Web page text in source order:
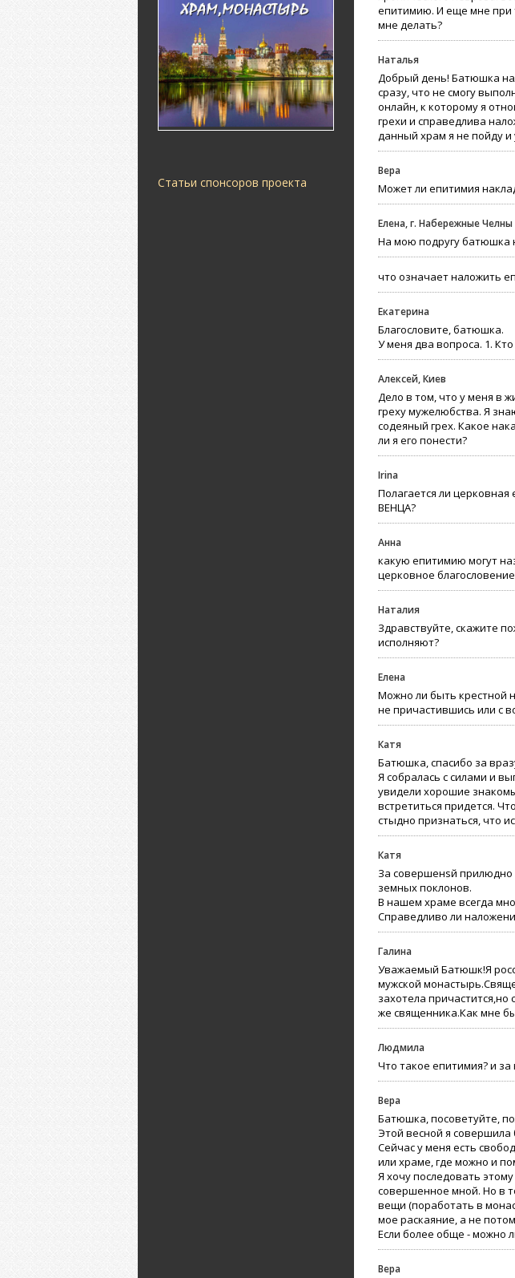
Статьи спонсоров проекта
епитимию. И еще мне при
мне делать?
Наталья
Добрый день! Батюшка
сразу, что не смогу
онлайн, к которому я
грехи и справедлива
данный храм я не пойду и
Вера
Может ли епитимия
Елена, г. Набережные Челны
На мою подругу батюшка
что означает наложить
Екатерина
Благословите, батюшка.
У меня два вопроса. 1.
Алексей, Киев
Дело в том, что у меня в
греху мужелюбства. Я
содеяный грех. Какое
ли я его понести?
Irina
Полагается ли
ВЕНЦА?
Анна
какую епитимию могут
церковное
Наталия
Здравствуйте, скажите
исполняют?
Елена
Можно ли быть крестной
не причастившись или с
Катя
Батюшка, спасибо за
Я собралась с силами и
увидели хорошие
встретиться придется.
стыдно признаться, что
Катя
За совершенsй прилюдно
земных поклонов.
В нашем храме всегда
Справедливо ли
Галина
Уважаемый Батюшк!Я
мужской
захотела
же священника.Как мне
Людмила
Что такое епитимия? и
Вера
Батюшка, посоветуйте,
Этой весной я
Сейчас у меня есть
или храме, где можно и
Я хочу последовать
совершенное мной. Но в
вещи (поработать в
мое раскаяние, а не
Если более обще - можно
Вера